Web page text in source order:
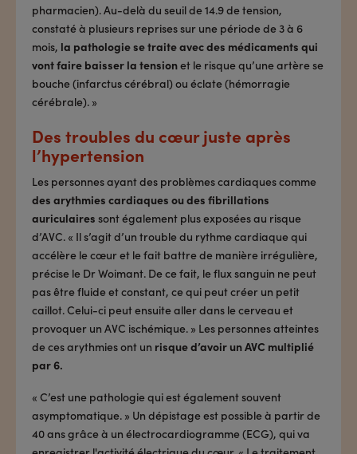
pharmacien). Au-delà du seuil de 14.9 de tension,
constaté à plusieurs reprises sur une période de 3 à 6
mois, la pathologie se traite avec des médicaments qui
vont faire baisser la tensionet le risque qu’une artère se
bouche (infarctus cérébral) ou éclate (hémorragie
cérébrale). »
Des troubles du cœur juste après
l’hypertension
Les personnes ayant des problèmes cardiaques comme
des arythmies cardiaques ou des fibrillations
auriculaires sont également plus exposées au risque
d’AVC. « Il s’agit d’un trouble du rythme cardiaque qui
accélère le cœur et le fait battre de manière irrégulière,
précise le Dr Woimant. De ce fait, le flux sanguin ne peut
pas être fluide et constant, ce qui peut créer un petit
caillot. Celui-ci peut ensuite aller dans le cerveau et
provoquer un AVC ischémique. » Les personnes atteintes
de ces arythmies ont un risque d’avoir un AVC multiplié
par 6.
« C’est une pathologie qui est également souvent
asymptomatique. » Un dépistage est possible à partir de
40 ans grâce à un électrocardiogramme (ECG), qui va